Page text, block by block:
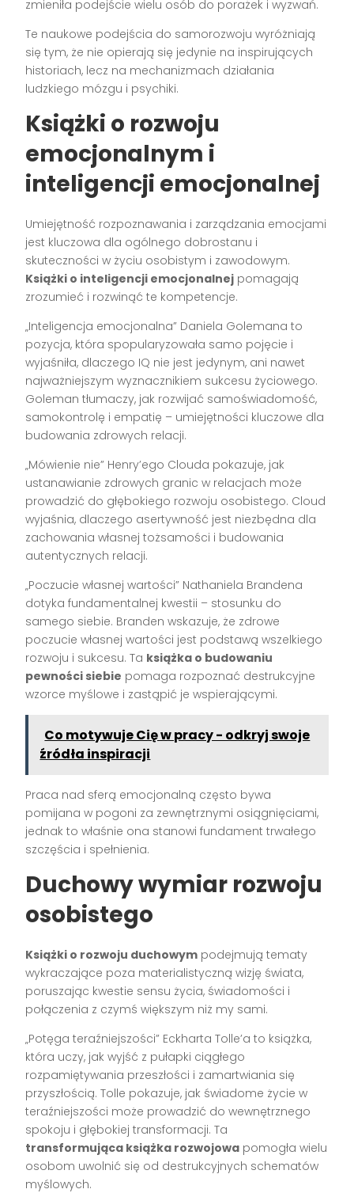
zmieniła podejście wielu osób do porażek i wyzwań.
Te naukowe podejścia do samorozwoju wyróżniają
się tym, że nie opierają się jedynie na inspirujących
historiach, lecz na mechanizmach działania
ludzkiego mózgu i psychiki.
Książki o rozwoju
emocjonalnym i
inteligencji emocjonalnej
Umiejętność rozpoznawania i zarządzania emocjami
jest kluczowa dla ogólnego dobrostanu i
skuteczności w życiu osobistym i zawodowym.
Książki o inteligencji emocjonalnej pomagają
zrozumieć i rozwinąć te kompetencje.
„Inteligencja emocjonalna” Daniela Golemana to
pozycja, która spopularyzowała samo pojęcie i
wyjaśniła, dlaczego IQ nie jest jedynym, ani nawet
najważniejszym wyznacznikiem sukcesu życiowego.
Goleman tłumaczy, jak rozwijać samoświadomość,
samokontrolę i empatię – umiejętności kluczowe dla
budowania zdrowych relacji.
„Mówienie nie” Henry’ego Clouda pokazuje, jak
ustanawianie zdrowych granic w relacjach może
prowadzić do głębokiego rozwoju osobistego. Cloud
wyjaśnia, dlaczego asertywność jest niezbędna dla
zachowania własnej tożsamości i budowania
autentycznych relacji.
„Poczucie własnej wartości” Nathaniela Brandena
dotyka fundamentalnej kwestii – stosunku do
samego siebie. Branden wskazuje, że zdrowe
poczucie własnej wartości jest podstawą wszelkiego
rozwoju i sukcesu. Ta książka o budowaniu
pewności siebie pomaga rozpoznać destrukcyjne
wzorce myślowe i zastąpić je wspierającymi.
Co motywuje Cię w pracy - odkryj swoje
źródła inspiracji
Praca nad sferą emocjonalną często bywa
pomijana w pogoni za zewnętrznymi osiągnięciami,
jednak to właśnie ona stanowi fundament trwałego
szczęścia i spełnienia.
Duchowy wymiar rozwoju
osobistego
Książki o rozwoju duchowym podejmują tematy
wykraczające poza materialistyczną wizję świata,
poruszając kwestie sensu życia, świadomości i
połączenia z czymś większym niż my sami.
„Potęga teraźniejszości” Eckharta Tolle’a to książka,
która uczy, jak wyjść z pułapki ciągłego
rozpamiętywania przeszłości i zamartwiania się
przyszłością. Tolle pokazuje, jak świadome życie w
teraźniejszości może prowadzić do wewnętrznego
spokoju i głębokiej transformacji. Ta
transformująca książka rozwojowa pomogła wielu
osobom uwolnić się od destrukcyjnych schematów
myślowych.